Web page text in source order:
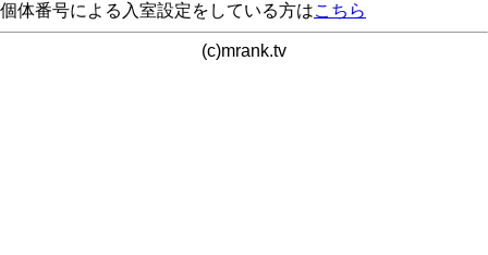
個体番号による入室設定をしている方はこちら
(c)mrank.tv